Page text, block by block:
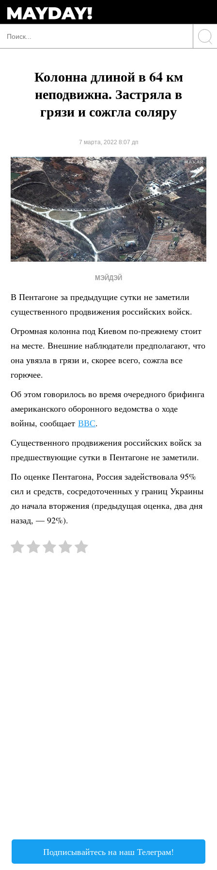
Колонна длиной в 64 км
неподвижна. Застряла в
грязи и сожгла соляру
7 марта, 2022 8:07 дп
МЭЙДЭЙ
В Пентагоне за предыдущие сутки не заметили
существенного продвижения российских войск.
Огромная колонна под Киевом по-прежнему стоит
на месте. Внешние наблюдатели предполагают, что
она увязла в грязи и, скорее всего, сожгла все
горючее.
Об этом говорилось во время очередного брифинга
американского оборонного ведомства о ходе
войны, сообщаетВВС.
Существенного продвижения российских войск за
предшествующие сутки в Пентагоне не заметили.
По оценке Пентагона, Россия задействовала 95%
сил и средств, сосредоточенных у границ Украины
до начала вторжения (предыдущая оценка, два дня
назад, — 92%).
Подписывайтесь на наш Телеграм!